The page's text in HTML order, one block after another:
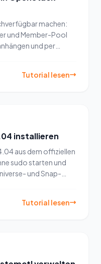
machen:
und Member-Pool
und per
Tutorial lesen
installieren
aus dem offiziellen
sudo starten und
und Snap-
Tutorial lesen